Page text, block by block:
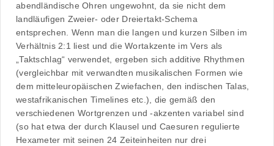
abendländische Ohren ungewohnt, da sie nicht dem
landläufigen Zweier- oder Dreiertakt-Schema
entsprechen. Wenn man die langen und kurzen Silben im
Verhältnis 2:1 liest und die Wortakzente im Vers als
„Taktschlag“ verwendet, ergeben sich additive Rhythmen
(vergleichbar mit verwandten musikalischen Formen wie
dem mitteleuropäischen Zwiefachen, den indischen Talas,
westafrikanischen Timelines etc.), die gemäß den
verschiedenen Wortgrenzen und -akzenten variabel sind
(so hat etwa der durch Klausel und Caesuren regulierte
Hexameter mit seinen 24 Zeiteinheiten nur drei